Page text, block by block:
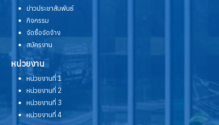
ข่าวประชาสัมพันธ์
กิจกรรม
จัดซื้อจัดจ้าง
สมัครงาน
หน่วยงาน
หน่วยงานที่ 1
หน่วยงานที่ 2
หน่วยงานที่ 3
หน่วยงานที่ 4